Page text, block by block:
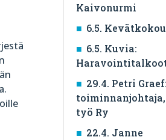
Kaivonurmi
6.5.
6.5. Kuvia:
29.4. Petri
työ Ry
22.4. Janne